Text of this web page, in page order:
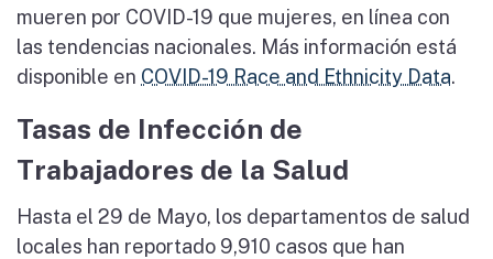
mueren por COVID-19 que mujeres, en línea con
las tendencias nacionales. Más información está
disponible en COVID-19 Race and Ethnicity Data.
Tasas de Infección de
Trabajadores de la Salud
Hasta el 29 de Mayo, los departamentos de salud
locales han reportado 9,910 casos que han